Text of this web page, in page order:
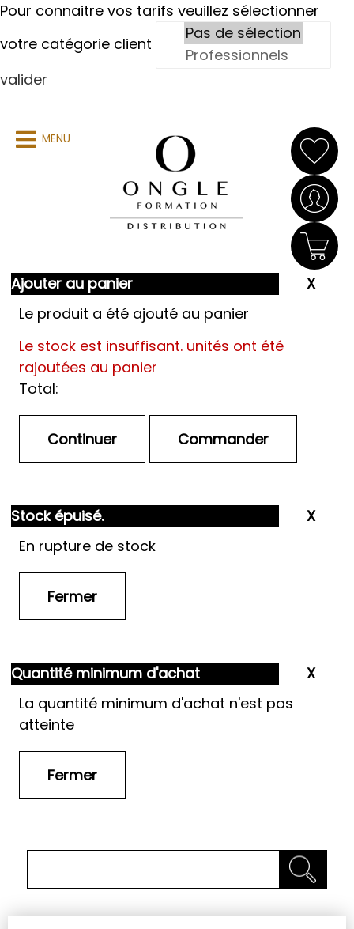
Pour connaitre vos tarifs veuillez sélectionner
votre catégorie client
valider
MENU
Ajouter au panier
Le produit a été ajouté au panier
Le stock est insuffisant. unités ont été
rajoutées au panier
Total:
Stock épuisé.
En rupture de stock
Quantité minimum d'achat
La quantité minimum d'achat n'est pas
atteinte